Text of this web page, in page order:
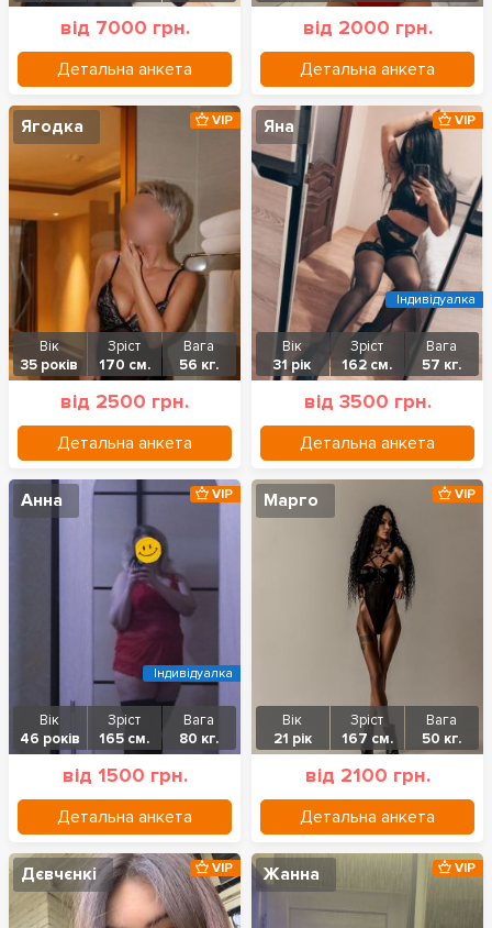
від 7000 грн.
Детальна анкета
від 2000 грн.
Детальна анкета
Ягодка
Вік
35 років
Зріст
170 см.
Вага
56 кг.
від 2500 грн.
Детальна анкета
VIP Яна
Вік
31 рік
Зріст
162 см.
Вага
57 кг.
від 3500 грн.
Детальна анкета
VIP
Індивідуалка
Анна
Вік
46 років
Зріст
165 см.
Вага
80 кг.
від 1500 грн.
Детальна анкета
VIP
Індивідуалка
Марго
Вік
21 рік
Зріст
167 см.
Вага
50 кг.
від 2100 грн.
Детальна анкета
VIP
Дєвчєнкі VIP Жанна VIP